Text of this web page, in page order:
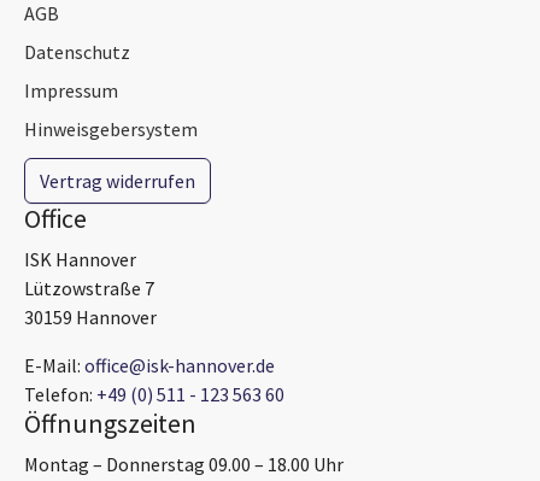
AGB
Datenschutz
Impressum
Hinweisgebersystem
Vertrag widerrufen
Office
ISK Hannover
Lützowstraße 7
30159 Hannover
E-Mail: office@isk-hannover.de
Telefon: +49 (0) 511 - 123 563 60
Öffnungszeiten
Montag – Donnerstag 09.00 – 18.00 Uhr